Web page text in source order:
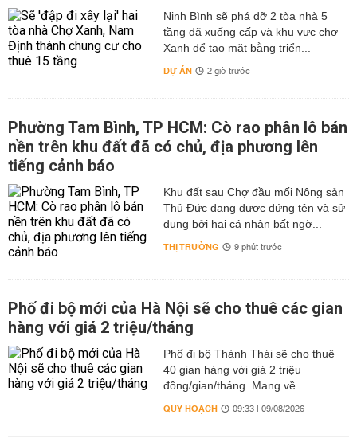
Ninh Bình sẽ phá dỡ 2 tòa nhà 5
tầng đã xuống cấp và khu vực chợ
Xanh để tạo mặt bằng triển...
DỰ ÁN 2 giờ trước
Phường Tam Bình, TP HCM: Cò rao phân lô bán
nền trên khu đất đã có chủ, địa phương lên
tiếng cảnh báo
Khu đất sau Chợ đầu mối Nông sản
Thủ Đức đang được đứng tên và sử
dụng bởi hai cá nhân bất ngờ...
THỊ TRƯỜNG 9 phút trước
Phố đi bộ mới của Hà Nội sẽ cho thuê các gian
hàng với giá 2 triệu/tháng
Phố đi bộ Thành Thái sẽ cho thuê
40 gian hàng với giá 2 triệu
đồng/gian/tháng. Mang về...
QUY HOẠCH 09:33 | 09/08/2026